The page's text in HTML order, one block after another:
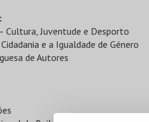
Cultura, Juventude e Desporto
e a Igualdade de Género
de Autores